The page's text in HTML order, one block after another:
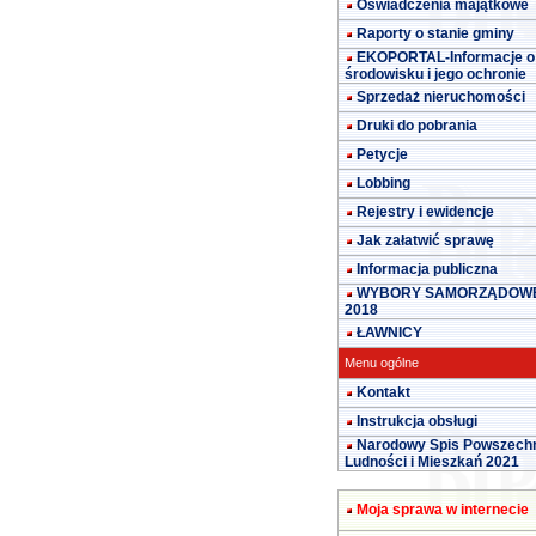
Oświadczenia majątkowe
Raporty o stanie gminy
EKOPORTAL-Informacje o
środowisku i jego ochronie
Sprzedaż nieruchomości
Druki do pobrania
Petycje
Lobbing
Rejestry i ewidencje
Jak załatwić sprawę
Informacja publiczna
WYBORY
2018
ŁAWNICY
Menu ogólne
Kontakt
Instrukcja obsługi
Narodowy Spis
Ludności i Mieszkań 2021
Moja sprawa w internecie